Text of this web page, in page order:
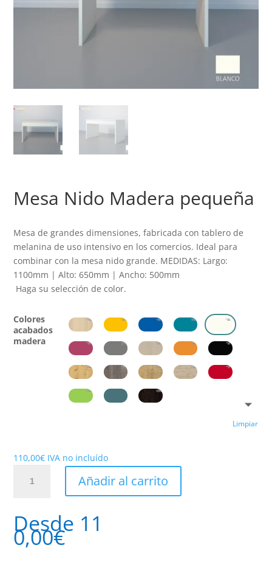
Mesa Nido Madera pequeña
Mesa de grandes dimensiones, fabricada con tablero de
melanina de uso intensivo en los comercios. Ideal para
combinar con la mesa nido grande. MEDIDAS: Largo:
1100mm | Alto: 650mm | Ancho: 500mm
Haga su selección de color.
Colores
acabados
madera
Limpiar
110,00€ IVA no incluído
Nido
cantidad
Añadir al carrito
Desde 11
0,00€